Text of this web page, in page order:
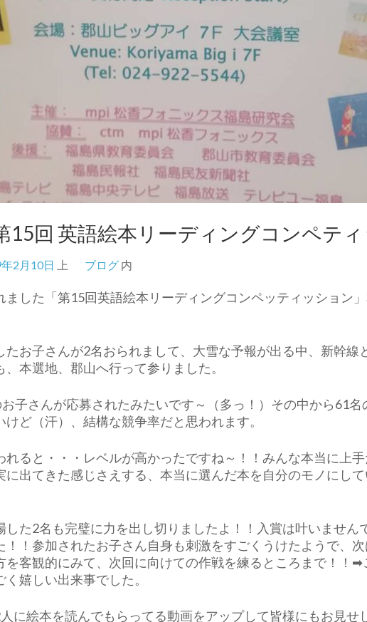
15回 英語絵本リーディングコンペテ
2月10日 上 ブログ 内
ました「第15回英語絵本リーディングコンペッティッション
たお子さんが2名おられまして、大雪な予報が出る中、新幹線
、本選地、郡山へ行って参りました。
子さんが応募されたみたいです～（多っ！）その中から61
けど（汗）、結構な競争率だと思われます。
れると・・・レベルが高かったですね～！！みんな本当に上
に出てきた感じさえする、本当に選んだ本を自分のモノにし
した2名も完璧に力を出し切りましたよ！！入賞は叶いません
！！参加されたお子さん自身も刺激をすごくうけたようで、
を客観的にみて、次回に向けての作戦を練るところまで！！
嬉しい出来事でした。
に絵本を読んでもらってる動画をアップして皆様にもお見せ